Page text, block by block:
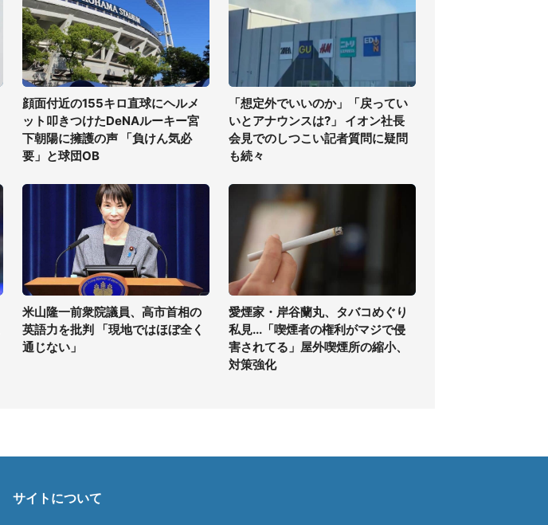
顔面付近の155キロ直球にヘルメ
ット叩きつけたDeNAルーキー宮
下朝陽に擁護の声 「負けん気必
要」と球団OB
「想定外でいいのか」「戻ってい
いとアナウンスは?」 イオン社長
会見でのしつこい記者質問に疑問
も続々
米山隆一前衆院議員、高市首相の
英語力を批判 「現地ではほぼ全く
通じない」
愛煙家・岸谷蘭丸、タバコめぐり
私見...「喫煙者の権利がマジで侵
害されてる」屋外喫煙所の縮小、
対策強化
サイトについて